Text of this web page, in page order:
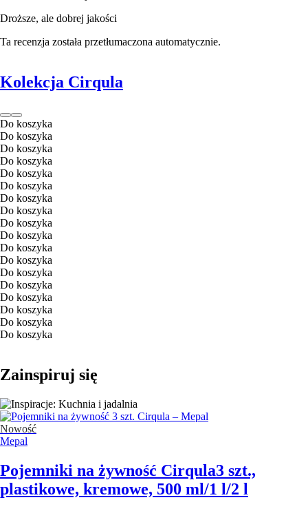
Droższe, ale dobrej jakości
Ta recenzja została przetłumaczona automatycznie.
Kolekcja Cirqula
Do koszyka
Do koszyka
Do koszyka
Do koszyka
Do koszyka
Do koszyka
Do koszyka
Do koszyka
Do koszyka
Do koszyka
Do koszyka
Do koszyka
Do koszyka
Do koszyka
Do koszyka
Do koszyka
Do koszyka
Do koszyka
Zainspiruj się
Nowość
Mepal
Pojemniki na żywność Cirqula3 szt.,
plastikowe, kremowe, 500 ml/1 l/2 l